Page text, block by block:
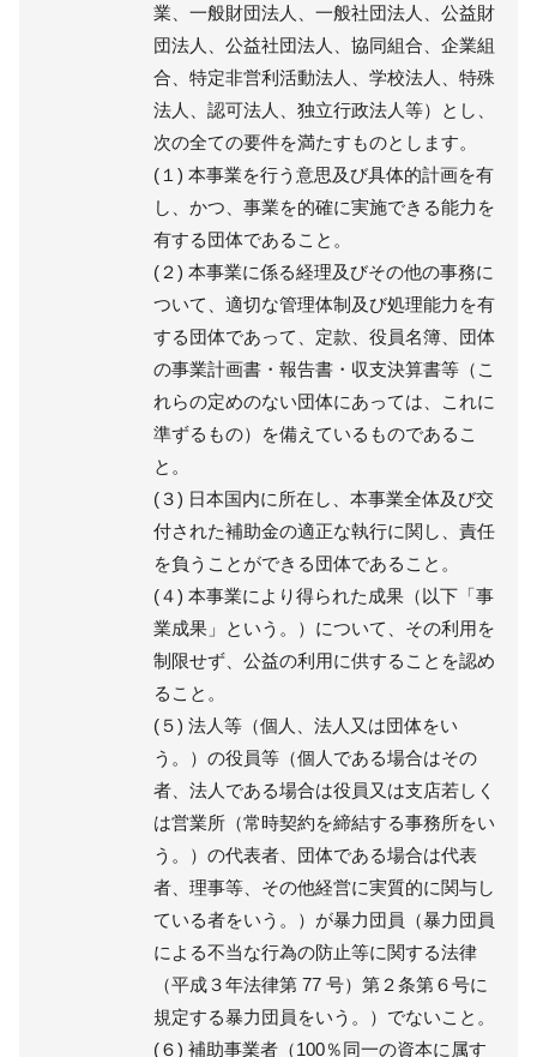
業、一般財団法人、一般社団法人、公益財
団法人、公益社団法人、協同組合、企業組
合、特定非営利活動法人、学校法人、特殊
法人、認可法人、独立行政法人等）とし、
次の全ての要件を満たすものとします。
(１) 本事業を行う意思及び具体的計画を有
し、かつ、事業を的確に実施できる能力を
有する団体であること。
(２) 本事業に係る経理及びその他の事務に
ついて、適切な管理体制及び処理能力を有
する団体であって、定款、役員名簿、団体
の事業計画書・報告書・収支決算書等（こ
れらの定めのない団体にあっては、これに
準ずるもの）を備えているものであるこ
と。
(３) 日本国内に所在し、本事業全体及び交
付された補助金の適正な執行に関し、責任
を負うことができる団体であること。
(４) 本事業により得られた成果（以下「事
業成果」という。）について、その利用を
制限せず、公益の利用に供することを認め
ること。
(５) 法人等（個人、法人又は団体をい
う。）の役員等（個人である場合はその
者、法人である場合は役員又は支店若しく
は営業所（常時契約を締結する事務所をい
う。）の代表者、団体である場合は代表
者、理事等、その他経営に実質的に関与し
ている者をいう。）が暴力団員（暴力団員
による不当な行為の防止等に関する法律
（平成３年法律第 77 号）第２条第６号に
規定する暴力団員をいう。）でないこと。
(６) 補助事業者（100％同一の資本に属す